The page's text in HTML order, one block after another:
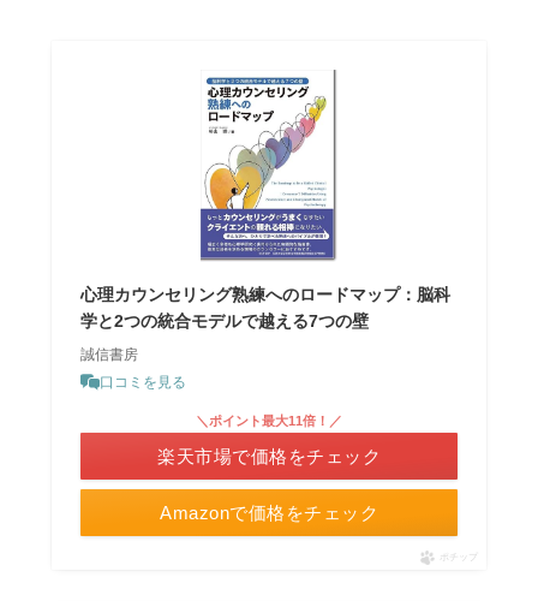
心理カウンセリング熟練へのロードマップ：脳科
学と2つの統合モデルで越える7つの壁
誠信書房
口コミを見る
Amazonで価格をチェック
＼ポイント最大11倍！／
楽天市場で価格をチェック
ポチップ